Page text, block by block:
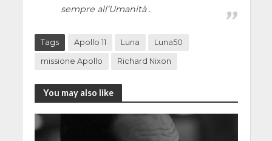
sempre all’Umanità .
Tags Apollo 11 Luna Luna50
missione Apollo Richard Nixon
You may also like